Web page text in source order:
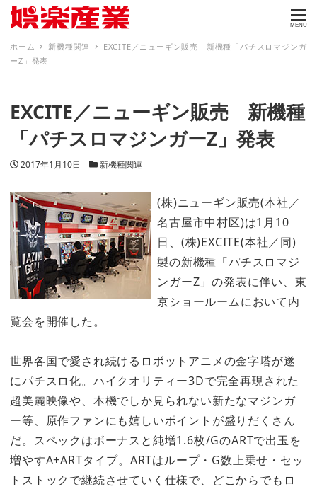
MENU
ホーム 新機種関連
EXCITE／ニューギン販売 新機種「パチスロマジンガ
ーZ」発表
EXCITE／ニューギン販売 新機種
「パチスロマジンガーZ」発表
投稿日
2017年1月10日 カテゴリー
新機種関連
(株)ニューギン販売(本社／
名古屋市中村区)は1月10
日、(株)EXCITE(本社／同)
製の新機種「パチスロマジ
ンガーZ」の発表に伴い、東
京ショールームにおいて内
覧会を開催した。
世界各国で愛され続けるロボットアニメの金字塔が遂
にパチスロ化。ハイクオリティー3Dで完全再現された
超美麗映像や、本機でしか見られない新たなマジンガ
ー等、原作ファンにも嬉しいポイントが盛りだくさん
だ。スペックはボーナスと純増1.6枚/GのARTで出玉を
増やすA+ARTタイプ。ARTはループ・G数上乗せ・セッ
トストックで継続させていく仕様で、どこからでもロ